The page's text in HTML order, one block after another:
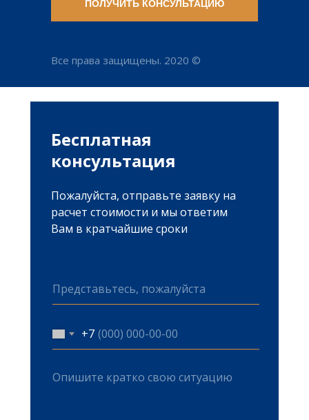
ПОЛУЧИТЬ КОНСУЛЬТАЦИЮ
Все права защищены. 2020 ©
Споры в
конкуренции
Бесплатная
консультация
Пожалуйста, отправьте заявку на
расчет стоимости и мы ответим
Вам в кратчайшие сроки
+7